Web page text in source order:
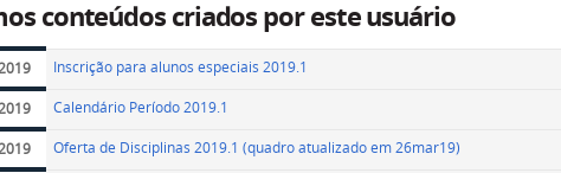
conteúdos criados por este usuário
Inscrição para alunos especiais 2019.1
Calendário Período 2019.1
Oferta de Disciplinas 2019.1 (quadro atualizado em 26mar19)